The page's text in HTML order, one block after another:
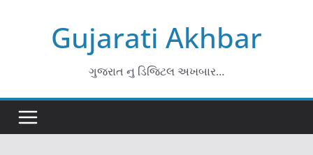
Gujarati Akhbar
ગુજરાત નુ ડિજિટલ અખબાર…